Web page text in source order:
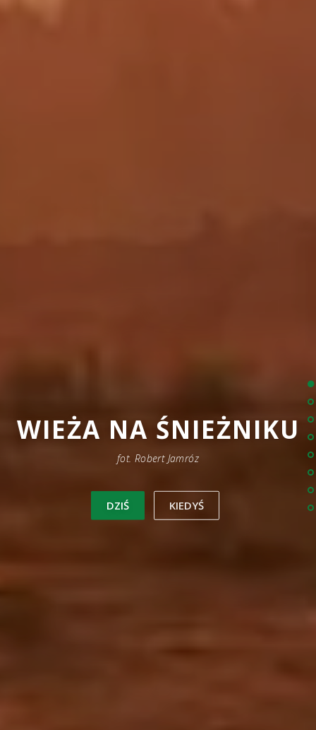
WIEŻA NA ŚNIEŻNIKU
fot. Robert Jamróz
DZIŚ KIEDYŚ